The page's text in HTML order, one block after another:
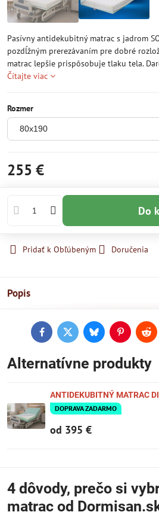
Pasívny antidekubitný matrac s jadrom
pozdĺžným prerezávaním pre dobré
matrac lepšie prispôsobuje tlaku tela.
Čítajte viac
Rozmer
255 €
Do
Pridať k Obľúbeným Doručenia
Popis
FacebookTwitterBlueskyPinterest
Alternatívne produkty
ANTIDEKUBITNÝ MATRAC
DOPRAVA ZADARMO
od 395 €
4 dôvody, prečo si
matrac od